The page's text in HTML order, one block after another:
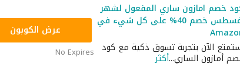
خصم امازون ساري المفعول لشهر
أغسطس خصم 40% على كل شيء في
الآن بتجربة تسوق ذكية مع كود
أمازون الساري...أكثر
عرض الكوبون
No Expires